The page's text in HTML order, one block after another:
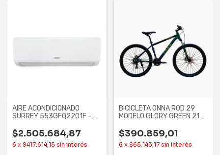
AIRE ACONDICIONADO
SURREY 553GFQ2201F -
$2.505.684,87
6 x $417.614,15 sin interés
BICICLETA ONNA ROD 29
MODELO GLORY GREEN 21
$390.859,01
6 x $65.143,17 sin interés